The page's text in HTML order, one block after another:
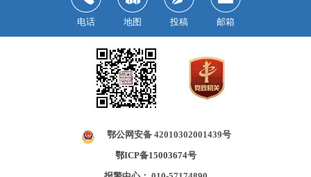
电话 地图 投稿 邮箱
鄂公网安备 42010302001439号
鄂ICP备15003674号